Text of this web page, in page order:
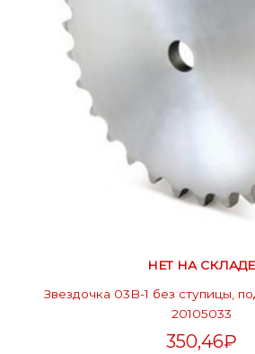
НЕТ НА СКЛАДЕ
Звездочка 03B-1 без ступицы,
20105033
350,46₽